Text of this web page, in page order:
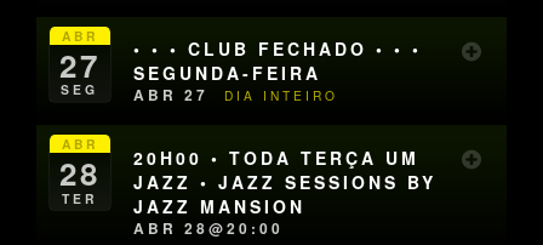
ABR
27
SEG
• • • CLUB FECHADO • • •
SEGUNDA-FEIRA
ABR 27 DIA INTEIRO
ABR
28
TER
20H00 • TODA TERÇA UM
JAZZ • JAZZ SESSIONS BY
JAZZ MANSION
ABR 28@20:00